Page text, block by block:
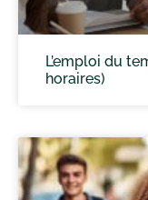
L’emploi du
horaires)